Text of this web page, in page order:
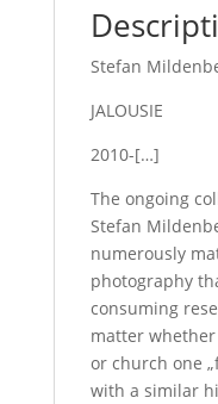
Stefan
JALOUSIE
2010-[…]
The ongoing
Stefan
numerously
photography
consuming
matter
or church one
with a similar